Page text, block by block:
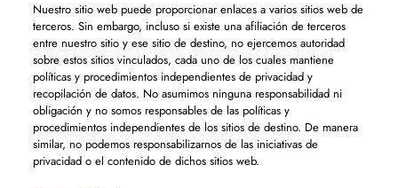
Nuestro sitio web puede proporcionar enlaces a varios sitios web de
terceros. Sin embargo, incluso si existe una afiliación de terceros
entre nuestro sitio y ese sitio de destino, no ejercemos autoridad
sobre estos sitios vinculados, cada uno de los cuales mantiene
políticas y procedimientos independientes de privacidad y
recopilación de datos. No asumimos ninguna responsabilidad ni
obligación y no somos responsables de las políticas y
procedimientos independientes de los sitios de destino. De manera
similar, no podemos responsabilizarnos de las iniciativas de
privacidad o el contenido de dichos sitios web.